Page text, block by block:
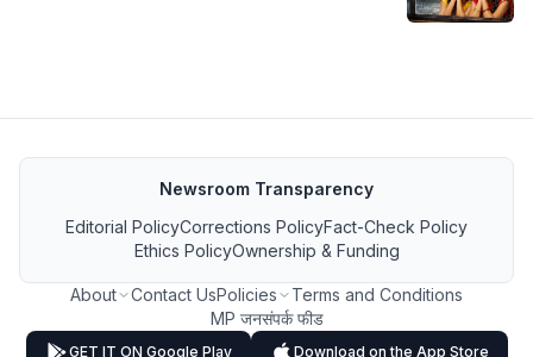
Newsroom Transparency
Editorial PolicyCorrections PolicyFact-Check Policy
Ethics PolicyOwnership & Funding
About Contact UsPolicies
Terms and Conditions
MP जनसंपर्क फीड
GET IT ON Google Play Download on the App Store